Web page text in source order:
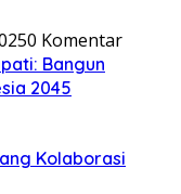
0 Komentar
Bangun
2045
Kolaborasi